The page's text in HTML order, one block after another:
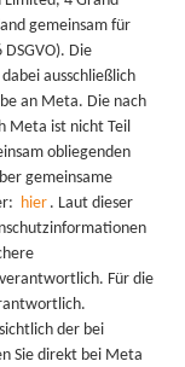
gemeinsam für
Die
ausschließlich
an Meta. Die nach
Meta ist nicht Teil
obliegenden
gemeinsame
hier . Laut dieser
Für die
der bei
Sie direkt bei Meta